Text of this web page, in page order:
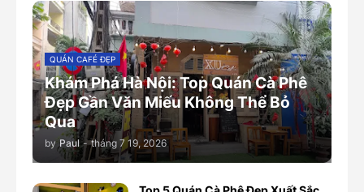
QUÁN CAFÉ ĐẸP
Khám Phá Hà Nội: Top Quán Cà Phê
Đẹp Gần Văn Miếu Không Thể Bỏ
Qua
by Paul - tháng 7 19, 2026